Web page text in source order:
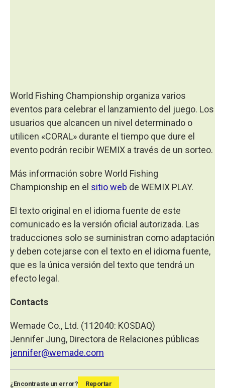
World Fishing Championship organiza varios
eventos para celebrar el lanzamiento del juego. Los
usuarios que alcancen un nivel determinado o
utilicen «CORAL» durante el tiempo que dure el
evento podrán recibir WEMIX a través de un sorteo.
Más información sobre World Fishing
Championship en el sitio web de WEMIX PLAY.
El texto original en el idioma fuente de este
comunicado es la versión oficial autorizada. Las
traducciones solo se suministran como adaptación
y deben cotejarse con el texto en el idioma fuente,
que es la única versión del texto que tendrá un
efecto legal.
Contacts
Wemade Co., Ltd. (112040: KOSDAQ)
Jennifer Jung, Directora de Relaciones públicas
jennifer@wemade.com
¿Encontraste un error? Reportar